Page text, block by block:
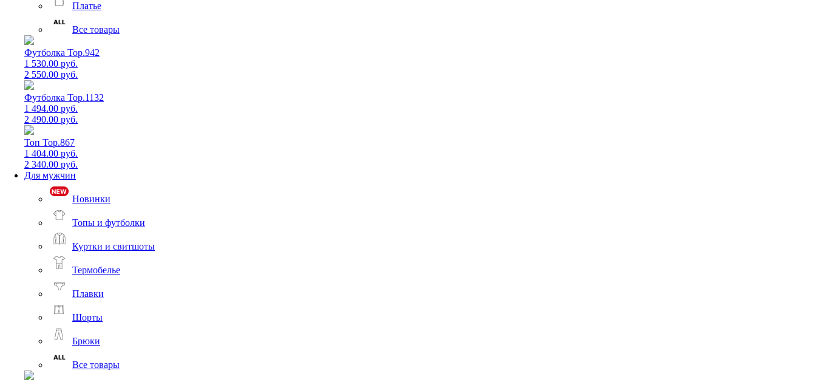
Платье
Все товары
Футболка Top.942
1 530.00 руб.
2 550.00 руб.
Футболка Top.1132
1 494.00 руб.
2 490.00 руб.
Топ Top.867
1 404.00 руб.
2 340.00 руб.
Для мужчин
Новинки
Топы и футболки
Куртки и свитшоты
Термобелье
Плавки
Шорты
Брюки
Все товары